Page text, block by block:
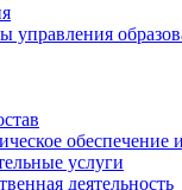
управления
обеспечение
услуги
деятельность